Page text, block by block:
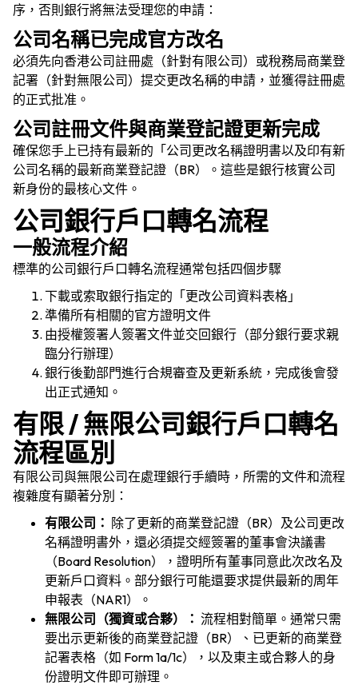
序，否則銀行將無法受理您的申請：
公司名稱已完成官方改名
必須先向香港公司註冊處（針對有限公司）或稅務局商業登
記署（針對無限公司）提交更改名稱的申請，並獲得註冊處
的正式批准。
公司註冊文件與商業登記證更新完成
確保您手上已持有最新的「公司更改名稱證明書以及印有新
公司名稱的最新商業登記證（BR）。這些是銀行核實公司
新身份的最核心文件。
公司銀行戶口轉名流程
一般流程介紹
標準的公司銀行戶口轉名流程通常包括四個步驟
下載或索取銀行指定的「更改公司資料表格」
準備所有相關的官方證明文件
由授權簽署人簽署文件並交回銀行（部分銀行要求親
臨分行辦理）
銀行後勤部門進行合規審查及更新系統，完成後會發
出正式通知。
有限 / 無限公司銀行戶口轉名
流程區別
有限公司與無限公司在處理銀行手續時，所需的文件和流程
複雜度有顯著分別：
有限公司： 除了更新的商業登記證（BR）及公司更改
名稱證明書外，還必須提交經簽署的董事會決議書
（Board Resolution），證明所有董事同意此次改名及
更新戶口資料。部分銀行可能還要求提供最新的周年
申報表（NAR1）。
無限公司（獨資或合夥）： 流程相對簡單。通常只需
要出示更新後的商業登記證（BR）、已更新的商業登
記署表格（如 Form 1a/1c），以及東主或合夥人的身
份證明文件即可辦理。